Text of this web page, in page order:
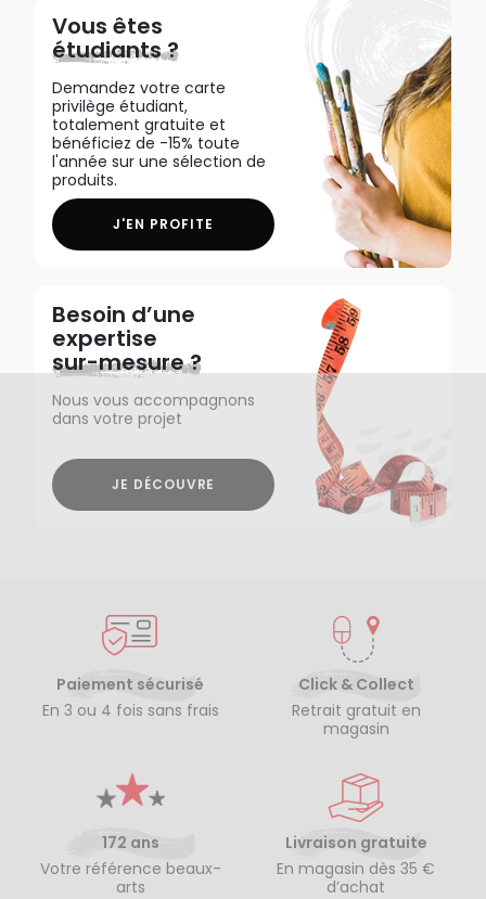
Vous êtes
étudiants ?
Demandez votre carte
privilège étudiant,
totalement gratuite et
bénéficiez de -15% toute
l'année sur une sélection de
produits.
J'EN PROFITE
Besoin d’une
expertise
sur-mesure ?
Nous vous accompagnons
dans votre projet
JE DÉCOUVRE
Paiement sécurisé
En 3 ou 4 fois sans frais
Click & Collect
Retrait gratuit en
magasin
172 ans
Votre référence beaux-
arts
Livraison gratuite
En magasin dès 35 €
d’achat